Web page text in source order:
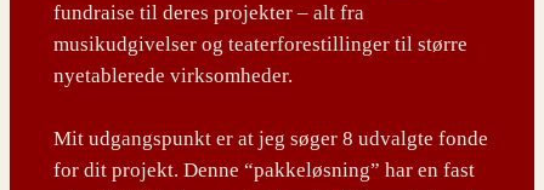
fundraise til deres projekter – alt fra
musikudgivelser og teaterforestillinger til større
nyetablerede virksomheder.
Mit udgangspunkt er at jeg søger 8 udvalgte fonde
for dit projekt. Denne “pakkeløsning” har en fast